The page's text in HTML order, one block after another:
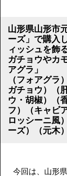
リンク集
顧問契約について
講演のご案内
気をつけたい法
武田正男の独り言
山形県山形市
ーズ」で購入
ィッシュを飾
ガチョウやカ
アグラ」
（フォアグラ
ガチョウ）（
ウ・胡椒）（
フ）（キャビ
ロッシーニ風
ーズ）（元木
今回は、山形県